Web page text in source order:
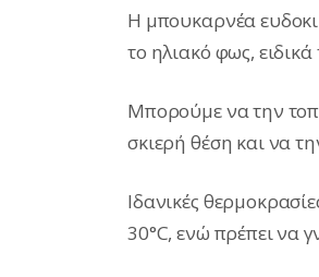
Η μπουκαρνέα
το ηλιακό φως,
Μπορούμε να την
σκιερή θέση και να
Ιδανικές
30°C, ενώ πρέπει να